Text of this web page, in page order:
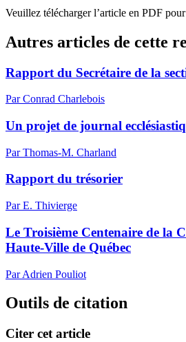
Veuillez télécharger l’article en PDF
Autres articles de cette
Rapport du Secrétaire de la
Par Conrad Charlebois
Un projet de journal
Par Thomas-M. Charland
Rapport du trésorier
Par E. Thivierge
Le Troisième Centenaire de la
Haute-Ville de Québec
Par Adrien Pouliot
Outils de citation
Citer cet article